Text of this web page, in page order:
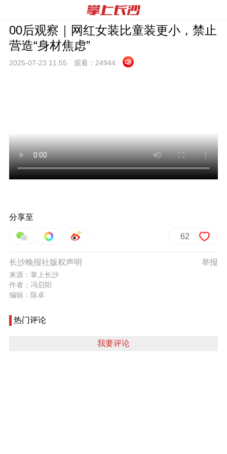
00后观察｜网红女装比童装更小，禁止
营造“身材焦虑”
2025-07-23 11:55 观看： 24944
分享至
62
举报
长沙晚报社版权声明
来源：掌上长沙
作者：冯启阳
编辑：陈卓
热门评论
我要评论